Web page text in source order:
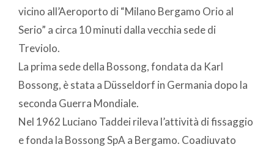
vicino all’Aeroporto di “Milano Bergamo Orio al
Serio” a circa 10 minuti dalla vecchia sede di
Treviolo.
La prima sede della Bossong, fondata da Karl
Bossong, è stata a Düsseldorf in Germania dopo la
seconda Guerra Mondiale.
Nel 1962 Luciano Taddei rileva l’attività di fissaggio
e fonda la Bossong SpA a Bergamo. Coadiuvato